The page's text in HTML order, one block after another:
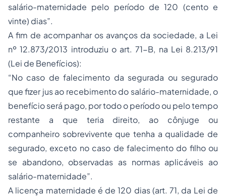
salário-maternidade pelo período de 120 (cento e
vinte) dias”.
A fim de acompanhar os avanços da sociedade, a Lei
nº 12.873/2013 introduziu o art. 71-B, na Lei 8.213/91
(Lei de Benefícios):
“No caso de falecimento da segurada ou segurado
que fizer jus ao recebimento do salário-maternidade, o
benefício será pago, por todo o período ou pelo tempo
restante a que teria direito, ao cônjuge ou
companheiro sobrevivente que tenha a qualidade de
segurado, exceto no caso de falecimento do filho ou
se abandono, observadas as normas aplicáveis ao
salário-maternidade”.
A licença maternidade é de 120 dias (art. 71, da Lei de